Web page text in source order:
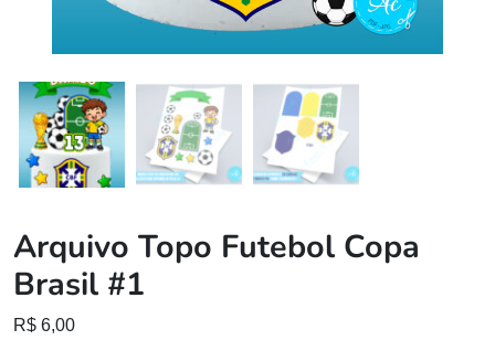
Arquivo Topo Futebol Copa
Brasil #1
R$ 6,00